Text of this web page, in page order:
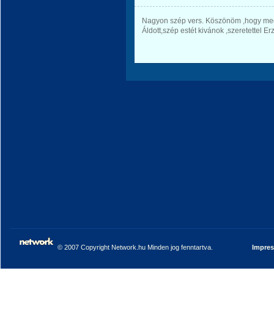
Nagyon szép vers. Köszönöm ,hogy
Áldott,szép estét kivánok ,szeretettel
© 2007 Copyright Network.hu Minden jog fenntartva.